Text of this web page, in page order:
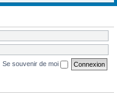
Se souvenir de moi